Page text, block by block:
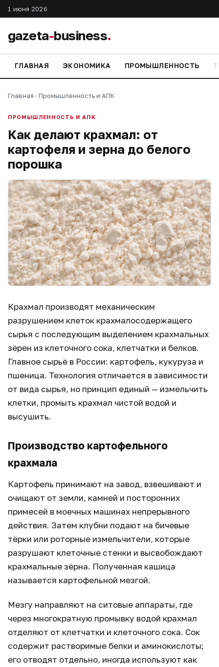
1 июня 2026
gazeta-business.
ГЛАВНАЯ ЭКОНОМИКА ПРОМЫШЛЕННОСТЬ
Главная · Промышленность и АПК
ПРОМЫШЛЕННОСТЬ И АПК
Как делают крахмал: от
картофеля и зерна до белого
порошка
Крахмал производят механическим
разрушением клеток крахмалосодержащего
сырья с последующим выделением крахмальных
зёрен из клеточного сока, клетчатки и белков.
Главное сырьё в России: картофель, кукуруза и
пшеница. Технология отличается в зависимости
от вида сырья, но принцип единый — измельчить
клетки, промыть крахмал чистой водой и
высушить.
Производство картофельного
крахмала
Картофель принимают на завод, взвешивают и
очищают от земли, камней и посторонних
примесей в моечных машинах непрерывного
действия. Затем клубни подают на бичевые
тёрки или роторные измельчители, которые
разрушают клеточные стенки и высвобождают
крахмальные зёрна. Полученная кашица
называется картофельной мезгой.
Мезгу направляют на ситовые аппараты, где
через многократную промывку водой крахмал
отделяют от клетчатки и клеточного сока. Сок
содержит растворимые белки и аминокислоты;
его отводят отдельно, иногда используют как